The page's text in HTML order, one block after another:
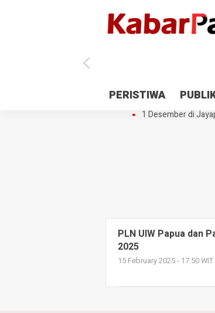
PERISTIWA
Antisipasi 1
Gedung
1 Desember di
PLN UIW Papua dan
2025
15 February 2025 - 17:50 WIT